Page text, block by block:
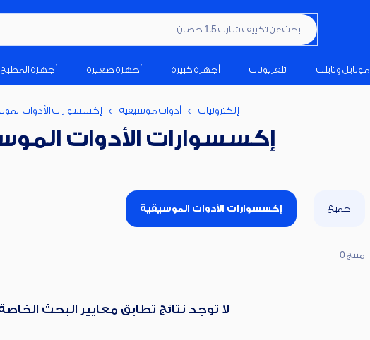
ابحث عن تكييف شارب 1.5 حصان
موبايل وتابلت تلفزيونات أجهزة كبيرة أجهزة صغيرة أجهزة المطبخ
إلكترونيات أدوات موسيقية إكسسوارات الأدوات
إكسسوارات الأدوات
جميع إكسسوارات الأدوات الموسيقية
منتج 0
لا توجد نتائج تطابق معايير البحث